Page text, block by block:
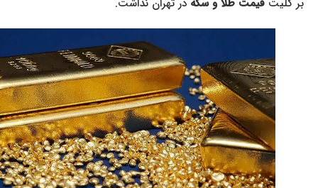
بر کلیتقیمت طلا و سکهدر تهران نداشت.